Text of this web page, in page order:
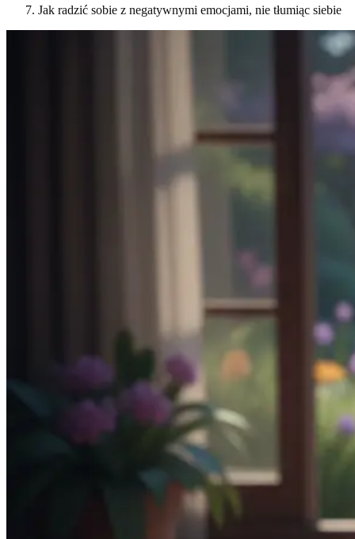
Jak radzić sobie z negatywnymi emocjami, nie tłumiąc siebie